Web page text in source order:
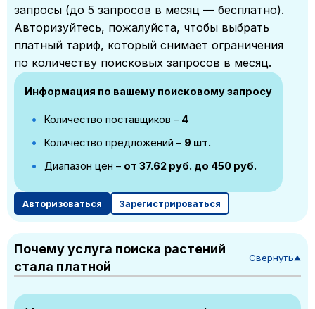
запросы (до 5 запросов в месяц — бесплатно).
Авторизуйтесь, пожалуйста, чтобы выбрать
платный тариф, который снимает ограничения
по количеству поисковых запросов в месяц.
Информация по вашему поисковому запросу
Количество поставщиков – 4
Количество предложений – 9 шт.
Диапазон цен – от 37.62 руб. до 450 руб.
Авторизоваться Зарегистрироваться
Почему услуга поиска растений
стала платной
Свернуть▼